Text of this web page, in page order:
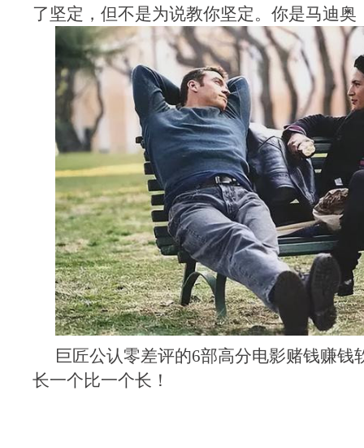
了坚定，但不是为说教你坚定。你是马迪奥
巨匠公认零差评的6部高分电影赌钱赚钱
长一个比一个长！